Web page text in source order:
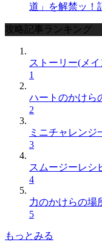
道」を解禁ッ！
攻略記事ランキング
ストーリー(メ
1
ハートのかけら
2
ミニチャレンジ
3
スムージーレシ
4
力のかけらの場
5
もっとみる